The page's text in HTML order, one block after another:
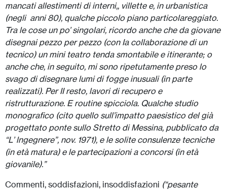
mancati allestimenti di interni,, villette e, in urbanistica
(negli anni 80), qualche piccolo piano particolareggiato.
Tra le cose un po’ singolari, ricordo anche che da giovane
disegnai pezzo per pezzo (con Ia collaborazione di un
tecnico) un mini teatro tenda smontabile e itinerante; o
anche che, in seguito, mi sono ripetutamente preso lo
svago di disegnare lumi di fogge inusuali (in parte
realizzati). Per II resto, lavori di recupero e
ristrutturazione. E routine spicciola. Qualche studio
monografico (cito quello sull’impatto paesistico del già
progettato ponte sullo Stretto di Messina, pubblicato da
“L’ lngegnere”, nov. 1971), e le solite consulenze tecniche
(in età matura) e le partecipazioni a concorsi (in età
giovanile).”
Commenti, soddisfazioni, insoddisfazioni (“pesante